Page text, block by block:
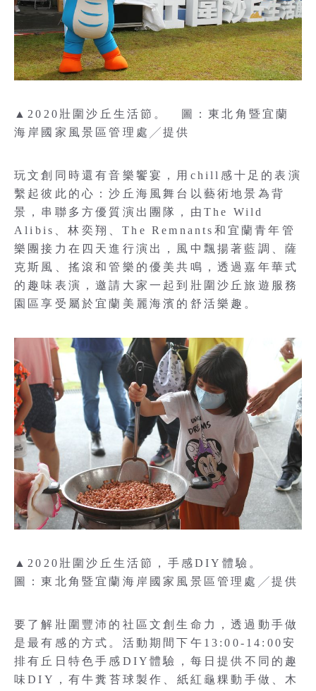
▲2020壯圍沙丘生活節。 圖：東北角暨宜蘭
海岸國家風景區管理處╱提供
玩文創同時還有音樂饗宴，用chill感十足的表演
繫起彼此的心：沙丘海風舞台以藝術地景為背
景，串聯多方優質演出團隊，由The Wild
Alibis、林奕翔、The Remnants和宜蘭青年管
樂團接力在四天進行演出，風中飄揚著藍調、薩
克斯風、搖滾和管樂的優美共鳴，透過嘉年華式
的趣味表演，邀請大家一起到壯圍沙丘旅遊服務
園區享受屬於宜蘭美麗海濱的舒活樂趣。
▲2020壯圍沙丘生活節，手感DIY體驗。
圖：東北角暨宜蘭海岸國家風景區管理處╱提供
要了解壯圍豐沛的社區文創生命力，透過動手做
是最有感的方式。活動期間下午13:00-14:00安
排有丘日特色手感DIY體驗，每日提供不同的趣
味DIY，有牛糞苔球製作、紙紅龜粿動手做、木